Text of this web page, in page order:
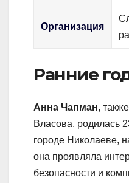
Организация
Ранние
Анна Чапман,
Власова, родилась
городе Николаеве,
она проявляла
безопасности и